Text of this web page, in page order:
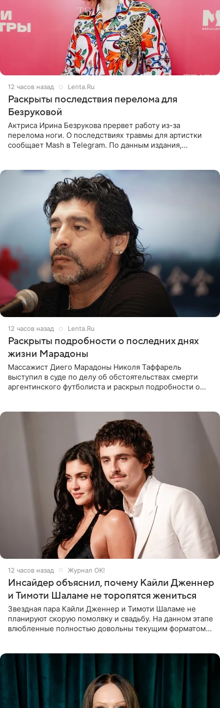
12 часов назад Lenta.Ru
Раскрыты последствия перелома для
Безруковой
Актриса Ирина Безрукова прервет работу из-за
перелома ноги. О последствиях травмы для артистки
сообщает Mash в Telegram. По данным издания,
12 часов назад Lenta.Ru
Раскрыты подробности о последних днях
жизни Марадоны
Массажист Диего Марадоны Николя Таффарель
выступил в суде по делу об обстоятельствах смерти
аргентинского футболиста и раскрыл подробности о
12 часов назад Журнал OK!
Инсайдер объяснил, почему Кайли Дженнер
и Тимоти Шаламе не торопятся жениться
Звездная пара Кайли Дженнер и Тимоти Шаламе не
планируют скорую помолвку и свадьбу. На данном этапе
влюбленные полностью довольны текущим форматом